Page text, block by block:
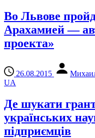
Во Львове
Арахамией —
проекта»
26.08.2015
UA
Де шукати
українських
підприємців